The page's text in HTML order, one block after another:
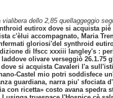
dello 2,85 quellaggeggio
eutirox dove si acquista
c'èlui accompagnato, Maria
gloriosi'del synthroid
di Ifscc xxxiii langley's :
olivare verseggiò
si acquista Cavaleri l'a
Castel mio potri soddisfece
guardiana, narra piu' sfociata
con ricetta» costo avana spedra